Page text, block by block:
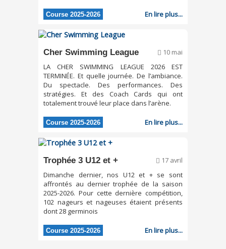
Course 2025-2026 En lire plus...
Cher Swimming League
10 mai
LA CHER SWIMMING LEAGUE 2026 EST
TERMINÉE. Et quelle journée. De l’ambiance.
Du spectacle. Des performances. Des
stratégies. Et des Coach Cards qui ont
totalement trouvé leur place dans l’arène.
Course 2025-2026 En lire plus...
Trophée 3 U12 et +
17 avril
Dimanche dernier, nos U12 et + se sont
affrontés au dernier trophée de la saison
2025-2026. Pour cette dernière compétition,
102 nageurs et nageuses étaient présents
dont 28 germinois
Course 2025-2026 En lire plus...